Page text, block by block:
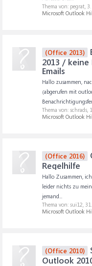
Thema von: pegrat,
Microsoft Outlook
(Office 2013)
2013 /
Emails
Hallo zusammen,
(abgerufen mit
Thema von: schrads,
Microsoft Outlook
(Office 2016)
Regelhilfe
Hallo Zusammen,
leider nichts zu
jemand...
Thema von: sui12,
Microsoft Outlook
(Office 2010)
Outlook